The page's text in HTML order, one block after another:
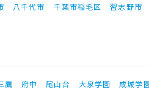
八千代市 千葉市稲毛区 習志野市
鷹 府中 尾山台 大泉学園 成城学